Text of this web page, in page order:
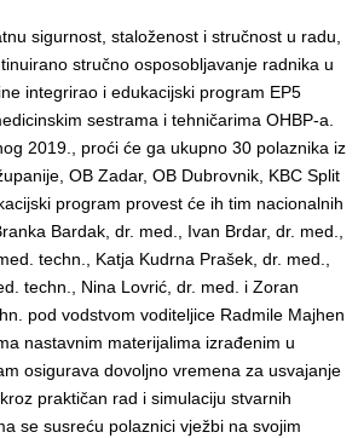
sigurnost, staloženost i stručnost u radu,
stručno osposobljavanje radnika u
integrirao i edukacijski program EP5
sestrama i tehničarima OHBP-a.
2019., proći će ga ukupno 30 polaznika iz
OB Zadar, OB Dubrovnik, KBC Split
program provest će ih tim nacionalnih
Bardak, dr. med., Ivan Brdar, dr. med.,
techn., Katja Kudrna Prašek, dr. med.,
techn., Nina Lovrić, dr. med. i Zoran
pod vodstvom voditeljice Radmile Majhen
nastavnim materijalima izrađenim u
osigurava dovoljno vremena za usvajanje
praktičan rad i simulaciju stvarnih
se susreću polaznici vježbi na svojim